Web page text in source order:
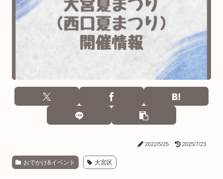
2022/5/25 2025/7/23
おでかけ&イベント 大宮区